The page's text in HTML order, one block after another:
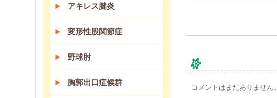
コメントはまだありません。
アキレス腱炎
変形性股関節症
野球肘
胸郭出口症候群